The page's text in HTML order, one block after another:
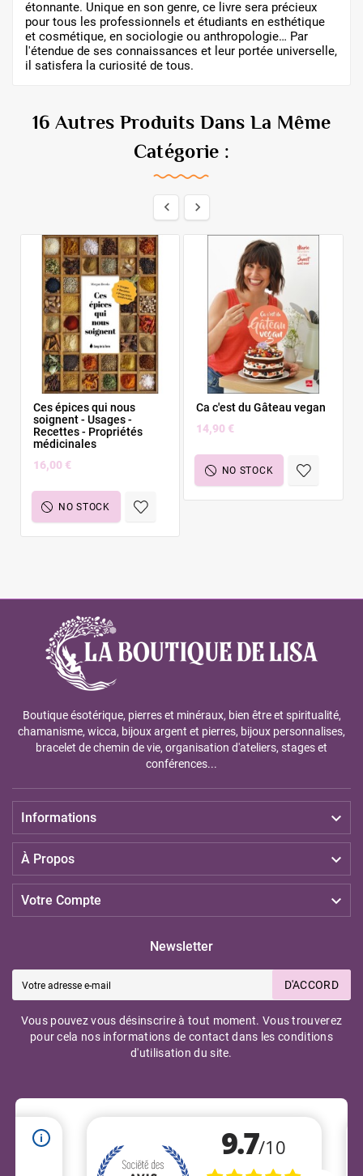
étonnante. Unique en son genre, ce livre sera précieux
pour tous les professionnels et étudiants en esthétique
et cosmétique, en sociologie ou anthropologie… Par
l'étendue de ses connaissances et leur portée universelle,
il satisfera la curiosité de tous.
16 Autres Produits Dans La Même
Catégorie :
 
Ces épices qui nous
soignent - Usages -
Recettes - Propriétés
médicinales
16,00 €
NO STOCK
Ca c'est du Gâteau vegan
14,90 €
NO STOCK
Boutique ésotérique, pierres et minéraux, bien être et spiritualité,
chamanisme, wicca, bijoux argent et pierres, bijoux personnalises,
bracelet de chemin de vie, organisation d'ateliers, stages et
conférences...
Informations 
À Propos 
Votre Compte 
Newsletter
D'ACCORD
Vous pouvez vous désinscrire à tout moment. Vous trouverez
pour cela nos informations de contact dans les conditions
d'utilisation du site.